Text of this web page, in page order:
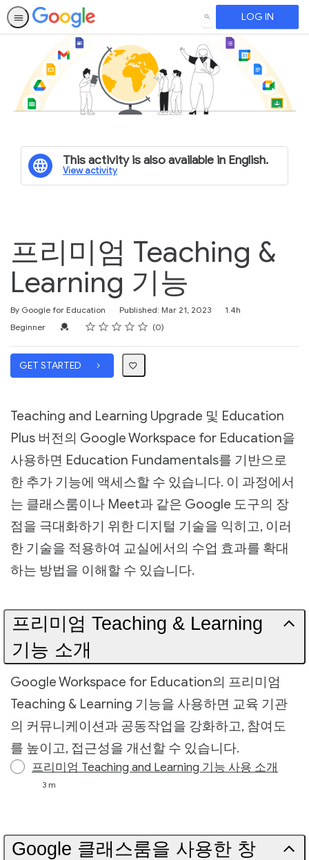
SEARCH LOG IN
This activity is also available in English.
View activity
프리미엄 Teaching &
Learning 기능
By Google for Education Published: Mar 21, 2023
Duration
1.4h
Difficulty
Beginner Credential For Completion
Rating
1 star
2 stars
3 stars
4 stars
5 stars
Average rating: 0 0
No reviews
GET STARTED
Teaching and Learning Upgrade 및 Education
Plus 버전의 Google Workspace for Education을
사용하면 Education Fundamentals를 기반으로
한 추가 기능에 액세스할 수 있습니다. 이 과정에서
는 클래스룸이나 Meet과 같은 Google 도구의 장
점을 극대화하기 위한 디지털 기술을 익히고, 이러
한 기술을 적용하여 교실에서의 수업 효과를 확대
하는 방법을 이해할 수 있습니다.
프리미엄 Teaching & Learning
기능 소개
Google Workspace for Education의 프리미엄
Teaching & Learning 기능을 사용하면 교육 기관
의 커뮤니케이션과 공동작업을 강화하고, 참여도
를 높이고, 접근성을 개선할 수 있습니다.
프리미엄 Teaching and Learning 기능 사용 소개
3 m
Google 클래스룸을 사용한 창